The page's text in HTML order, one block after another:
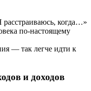
расстраиваюсь, когда…»
по-настоящему
— так легче идти к
и доходов